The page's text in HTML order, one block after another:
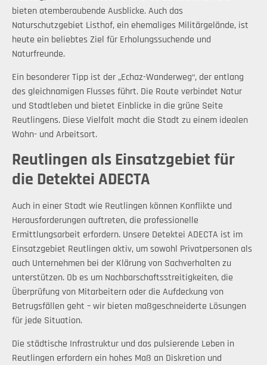
bieten atemberaubende Ausblicke. Auch das
Naturschutzgebiet Listhof, ein ehemaliges Militärgelände, ist
heute ein beliebtes Ziel für Erholungssuchende und
Naturfreunde.
Ein besonderer Tipp ist der „Echaz-Wanderweg“, der entlang
des gleichnamigen Flusses führt. Die Route verbindet Natur
und Stadtleben und bietet Einblicke in die grüne Seite
Reutlingens. Diese Vielfalt macht die Stadt zu einem idealen
Wohn- und Arbeitsort.
Reutlingen als Einsatzgebiet für
die Detektei ADECTA
Auch in einer Stadt wie Reutlingen können Konflikte und
Herausforderungen auftreten, die professionelle
Ermittlungsarbeit erfordern. Unsere Detektei ADECTA ist im
Einsatzgebiet Reutlingen aktiv, um sowohl Privatpersonen als
auch Unternehmen bei der Klärung von Sachverhalten zu
unterstützen. Ob es um Nachbarschaftsstreitigkeiten, die
Überprüfung von Mitarbeitern oder die Aufdeckung von
Betrugsfällen geht – wir bieten maßgeschneiderte Lösungen
für jede Situation.
Die städtische Infrastruktur und das pulsierende Leben in
Reutlingen erfordern ein hohes Maß an Diskretion und